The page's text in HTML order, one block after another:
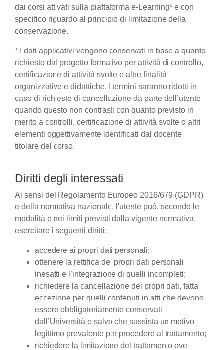
dai corsi attivati sulla piattaforma e-Learning* e con
specifico riguardo al principio di limitazione della
conservazione.
* I dati applicativi vengono conservati in base a quanto
richiesto dal progetto formativo per attività di controllo,
certificazione di attività svolte e altre finalità
organizzative e didattiche. I termini saranno ridotti in
caso di richieste di cancellazione da parte dell’utente
quando questo non contrasti con quanto previsto in
merito a controlli, certificazione di attività svolte o altri
elementi oggettivamente identificati dal docente
titolare del corso.
Diritti degli interessati
Ai sensi del Regolamento Europeo 2016/679 (GDPR)
e della normativa nazionale, l'utente può, secondo le
modalità e nei limiti previsti dalla vigente normativa,
esercitare i seguenti diritti:
accedere ai propri dati personali;
ottenere la rettifica dei propri dati personali
inesatti e l’integrazione di quelli incompleti;
richiedere la cancellazione dei propri dati, fatta
eccezione per quelli contenuti in atti che devono
essere obbligatoriamente conservati
dall’Università e salvo che sussista un motivo
legittimo prevalente per procedere al trattamento;
richiedere la limitazione del trattamento ove